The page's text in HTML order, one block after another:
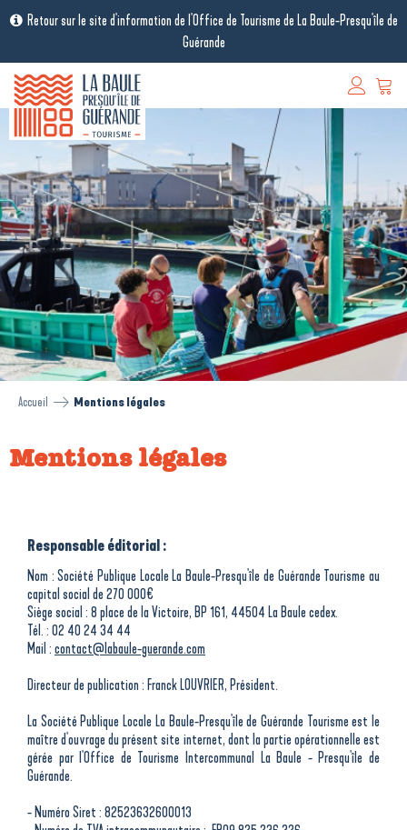
Retour sur le site d'information de l'Office de Tourisme de La Baule-Presqu'île de
Guérande
Accueil Mentions légales
Mentions légales
Responsable éditorial :
Nom : Société Publique Locale La Baule-Presqu'île de Guérande Tourisme au
capital social de 270 000€
Siège social : 8 place de la Victoire, BP 161, 44504 La Baule cedex.
Tél. : 02 40 24 34 44
Mail :contact@labaule-guerande.com
Directeur de publication : Franck LOUVRIER, Président.
La Société Publique Locale La Baule-Presqu'île de Guérande Tourisme est le
maître d'ouvrage du présent site internet, dont la partie opérationnelle est
gérée par l'Office de Tourisme Intercommunal La Baule - Presqu'île de
Guérande.
- Numéro Siret : 82523632600013